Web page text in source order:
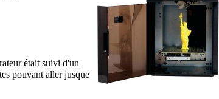
était suivi d'un
pouvant aller jusque